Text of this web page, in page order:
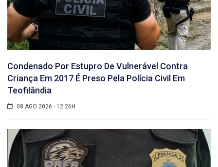
Condenado Por Estupro De Vulnerável Contra
Criança Em 2017 É Preso Pela Polícia Civil Em
Teofilândia
08 AGO 2026 - 12:26H